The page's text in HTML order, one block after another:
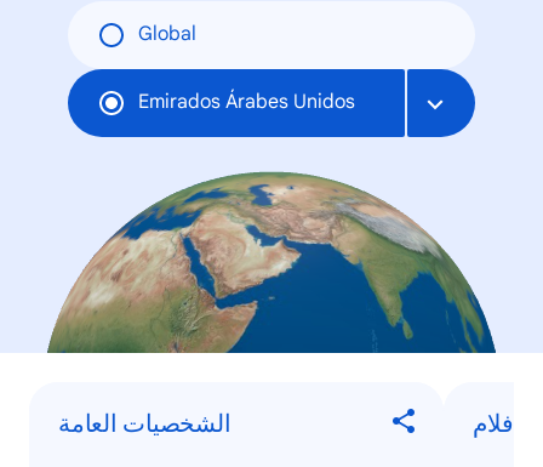
Global
Emirados Árabes Unidos
الشخصيات العامة
الأفلام